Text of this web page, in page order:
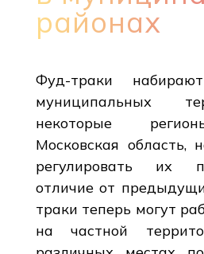
районах
Фуд-траки
муниципальных
некоторые
Московская область,
регулировать их
отличие от
траки теперь могут
на частной